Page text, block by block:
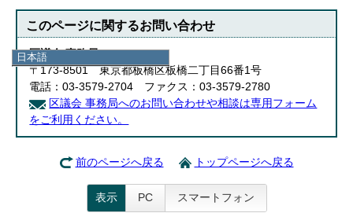
日本語
日本語
English
한국어
简体中文
このページに関するお問い合わせ
区議会 事務局
〒173-8501 東京都板橋区板橋二丁目66番1号
電話：03-3579-2704 ファクス：03-3579-2780
区議会 事務局へのお問い合わせや相談は専用フォーム
をご利用ください。
前のページへ戻る トップページへ戻る
表示 PC スマートフォン